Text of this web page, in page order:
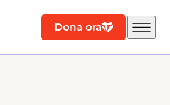
Dona ora